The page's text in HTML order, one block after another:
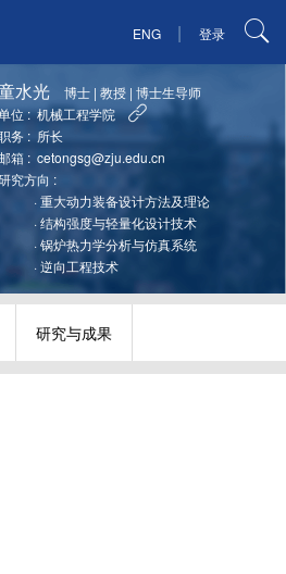
ENG | 登录
水光 博士 |教授 |博士生导师
位 : 机械工程学院
务 : 所长
箱 : cetongsg@zju.edu.cn
究方向 :
·重大动力装备设计方法及理论
·结构强度与轻量化设计技术
·锅炉热力学分析与仿真系统
·逆向工程技术
研究与成果